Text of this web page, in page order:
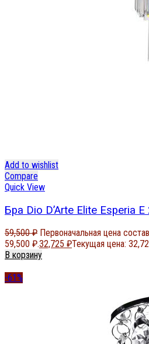
Add to wishlist
Compare
Quick View
Бра Dio D’Arte Elite Esperia
59,500₽ Первоначальная цена
59,500 ₽.32,725 ₽Текущая цена:
В корзину
-61%